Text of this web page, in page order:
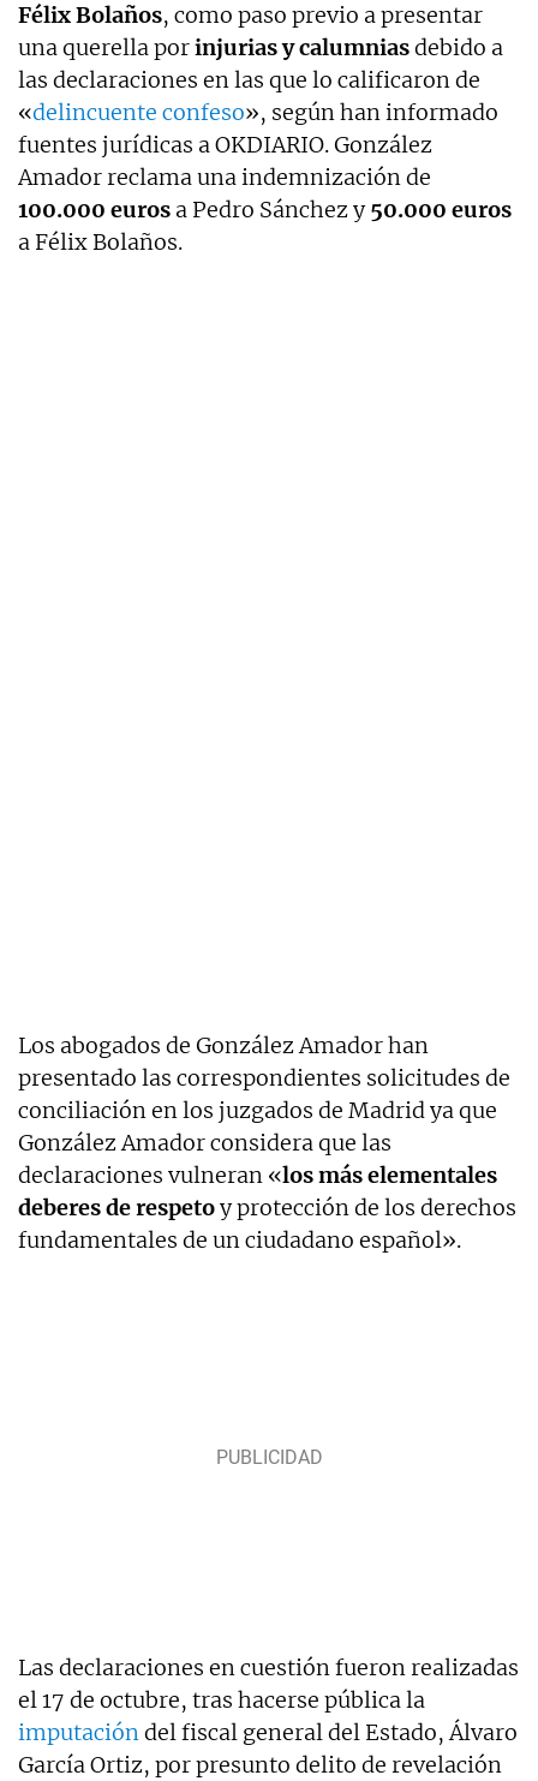
Félix Bolaños, como paso previo a presentar
una querella porinjurias y calumniasdebido a
las declaraciones en las que lo calificaron de
«delincuente confeso», según han informado
fuentes jurídicas a OKDIARIO. González
Amador reclama una indemnización de
100.000 euros a Pedro Sánchez y50.000 euros
a Félix Bolaños.
Los abogados de González Amador han
presentado las correspondientes solicitudes de
conciliación en los juzgados de Madrid ya que
González Amador considera que las
declaraciones vulneran «los más elementales
deberes de respetoy protección de los derechos
fundamentales de un ciudadano español».
Las declaraciones en cuestión fueron realizadas
el 17 de octubre, tras hacerse pública la
imputacióndel fiscal general del Estado, Álvaro
García Ortiz, por presunto delito de revelación